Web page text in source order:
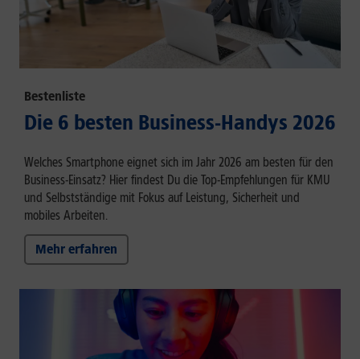
Bestenliste
Die 6 besten Business-Handys 2026
Welches Smartphone eignet sich im Jahr 2026 am besten für den
Business-Einsatz? Hier findest Du die Top-Empfehlungen für KMU
und Selbstständige mit Fokus auf Leistung, Sicherheit und
mobiles Arbeiten.
Mehr erfahren